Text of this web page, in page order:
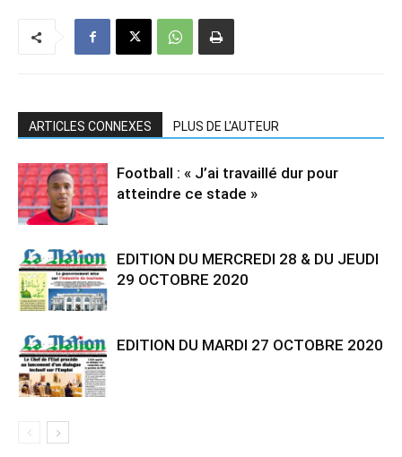
ARTICLES CONNEXES PLUS DE L'AUTEUR
Football : « J’ai travaillé dur pour
atteindre ce stade »
EDITION DU MERCREDI 28 & DU JEUDI
29 OCTOBRE 2020
EDITION DU MARDI 27 OCTOBRE 2020